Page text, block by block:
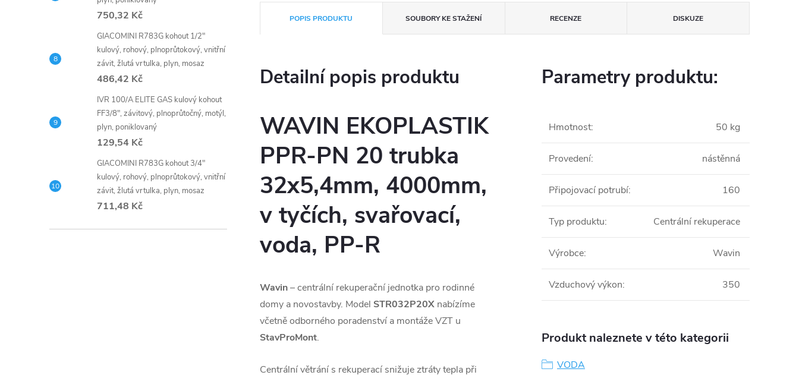
750,32 Kč
GIACOMINI R783G kohout 1/2"
kulový, rohový, plnoprůtokový, vnitřní
závit, žlutá vrtulka, plyn, mosaz
486,42 Kč
IVR 100/A ELITE GAS kulový kohout
FF3/8", závitový, plnoprůtočný, motýl,
plyn, poniklovaný
129,54 Kč
GIACOMINI R783G kohout 3/4"
kulový, rohový, plnoprůtokový, vnitřní
závit, žlutá vrtulka, plyn, mosaz
711,48 Kč
POPIS PRODUKTU SOUBORY KE STAŽENÍ RECENZE DISKUZE
Detailní popis produktu
WAVIN EKOPLASTIK
PPR-PN 20 trubka
32x5,4mm, 4000mm,
v tyčích, svařovací,
voda, PP-R
Wavin– centrální rekuperační jednotka pro rodinné
domy a novostavby. Model STR032P20X nabízíme
včetně odborného poradenství a montáže VZT u
StavProMont.
Centrální větrání s rekuperací snižuje ztráty tepla při
Parametry produktu:
Hmotnost: 50 kg
Provedení: nástěnná
Připojovací potrubí: 160
Typ produktu: Centrální rekuperace
Výrobce: Wavin
Vzduchový výkon: 350
Produkt naleznete v této kategorii
VODA